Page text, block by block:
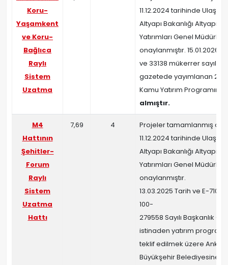
Koru-
Yaşamkent
ve Koru-
Bağlıca
Raylı
Sistem
Uzatma
11.12.2024 tarihinde
Altyapı Bakanlığı Altyapı
Yatırımları Genel
onaylanmıştır. 15.01.2026
ve 33138 mükerrer sayılı
gazetede yayımlanan 2026
Kamu Yatırım Programın
almıştır.
M4
Hattının
Şehitler-
Forum
Raylı
Sistem
Uzatma
Hattı
7,69 4
Projeler tamamlanmış
11.12.2024 tarihinde
Altyapı Bakanlığı Altyapı
Yatırımları Genel
onaylanmıştır.
13.03.2025 Tarih ve E-
100-
279558 Sayılı Başkanlık
istinaden yatırım
teklif edilmek üzere
Büyükşehir Belediyesine